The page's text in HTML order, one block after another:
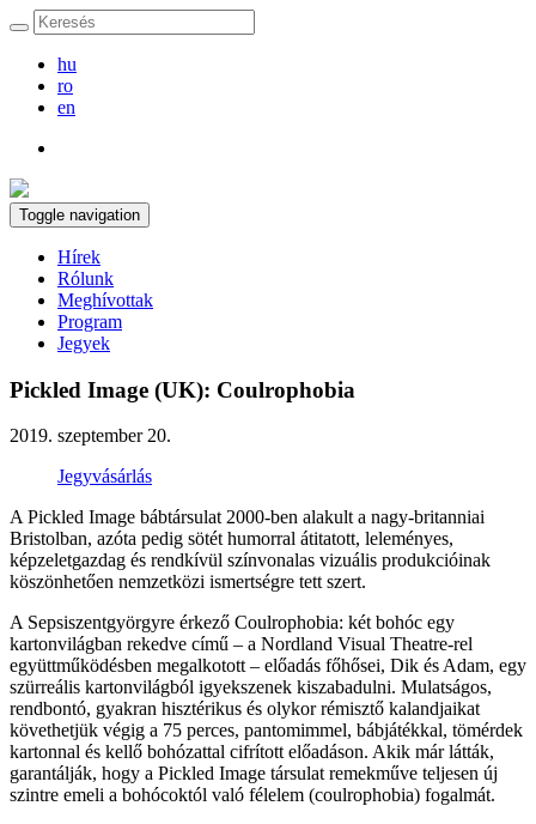
hu
ro
en
Toggle navigation
Hírek
Rólunk
Meghívottak
Program
Jegyek
Pickled Image (UK): Coulrophobia
2019. szeptember 20.
Jegyvásárlás
A Pickled Image bábtársulat 2000-ben alakult a nagy-britanniai
Bristolban, azóta pedig sötét humorral átitatott, leleményes,
képzeletgazdag és rendkívül színvonalas vizuális produkcióinak
köszönhetően nemzetközi ismertségre tett szert.
A Sepsiszentgyörgyre érkező Coulrophobia: két bohóc egy
kartonvilágban rekedve című – a Nordland Visual Theatre-rel
együttműködésben megalkotott – előadás főhősei, Dik és Adam, egy
szürreális kartonvilágból igyekszenek kiszabadulni. Mulatságos,
rendbontó, gyakran hisztérikus és olykor rémisztő kalandjaikat
követhetjük végig a 75 perces, pantomimmel, bábjátékkal, tömérdek
kartonnal és kellő bohózattal cifrított előadáson. Akik már látták,
garantálják, hogy a Pickled Image társulat remekműve teljesen új
szintre emeli a bohócoktól való félelem (coulrophobia) fogalmát.